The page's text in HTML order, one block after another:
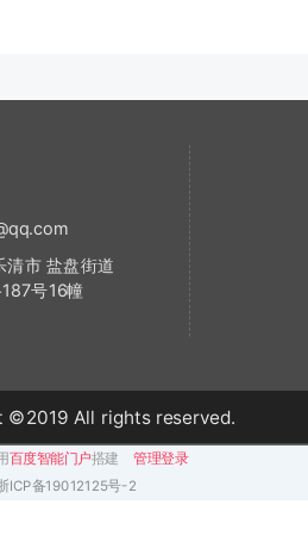
©2019 All rights reserved.
清市 盐盘街道
号16幢
百度智能门户搭建
管理登录
ICP备19012125号-2